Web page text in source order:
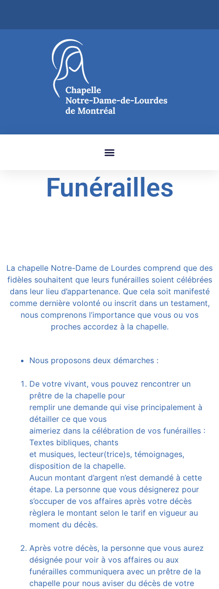
Funérailles
La chapelle Notre-Dame de Lourdes comprend que des
fidèles souhaitent que leurs funérailles soient célébrées
dans leur lieu d’appartenance. Que cela soit manifesté
comme dernière volonté ou inscrit dans un testament,
nous comprenons l’importance que vous ou vos
proches accordez à la chapelle.
Nous proposons deux démarches :
De votre vivant, vous pouvez rencontrer un
prêtre de la chapelle pour
remplir une demande qui vise principalement à
détailler ce que vous
aimeriez dans la célébration de vos funérailles :
Textes bibliques, chants
et musiques, lecteur(trice)s, témoignages,
disposition de la chapelle.
Aucun montant d’argent n’est demandé à cette
étape. La personne que vous désignerez pour
s’occuper de vos affaires après votre décès
règlera le montant selon le tarif en vigueur au
moment du décès.
Après votre décès, la personne que vous aurez
désignée pour voir à vos affaires ou aux
funérailles communiquera avec un prêtre de la
chapelle pour nous aviser du décès de votre